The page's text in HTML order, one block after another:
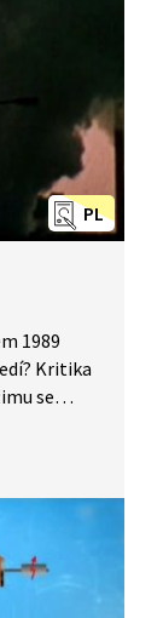
PL
1989
Kritika
se
že
jejíž